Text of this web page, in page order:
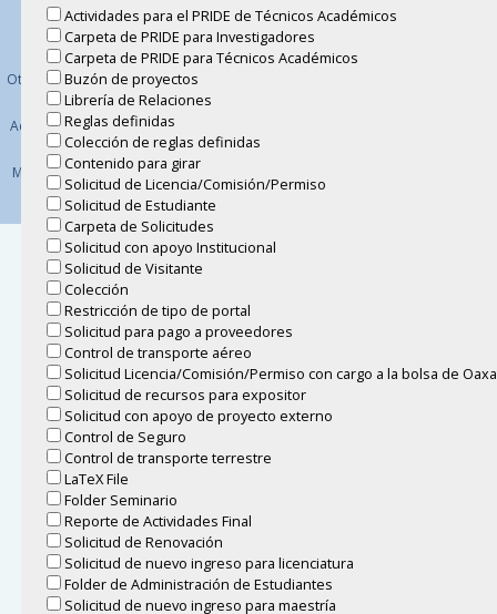
Actividades para el PRIDE de Técnicos Académicos
Carpeta de PRIDE para Investigadores
Carpeta de PRIDE para Técnicos Académicos
Buzón de proyectos
Librería de Relaciones
Reglas definidas
Colección de reglas definidas
Contenido para girar
Solicitud de Licencia/Comisión/Permiso
Solicitud de Estudiante
Carpeta de Solicitudes
Solicitud con apoyo Institucional
Solicitud de Visitante
Colección
Restricción de tipo de portal
Solicitud para pago a proveedores
Control de transporte aéreo
Solicitud Licencia/Comisión/Permiso con cargo a la bolsa de
Solicitud de recursos para expositor
Solicitud con apoyo de proyecto externo
Control de Seguro
Control de transporte terrestre
LaTeX File
Folder Seminario
Reporte de Actividades Final
Solicitud de Renovación
Solicitud de nuevo ingreso para licenciatura
Folder de Administración de Estudiantes
Solicitud de nuevo ingreso para maestría
Aviso de
privacidad
integral
Otros avisos de
privacidad
Acerca de este
sitio
Mapa del Sitio
Científica
Circuito exterior,
Ciudad Universitaria, 04510,